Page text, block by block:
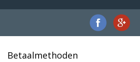
Betaalmethoden